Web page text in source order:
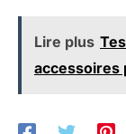
Lire plus
accessoires